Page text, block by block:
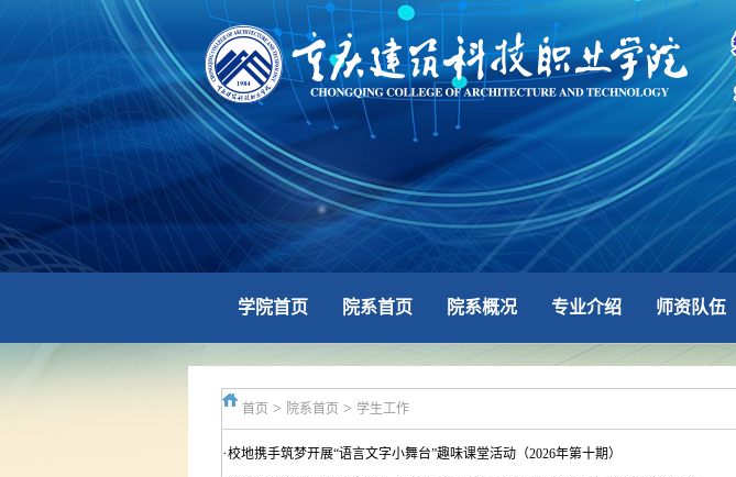
学院首页 院系首页 院系概况 专业介绍 师资队伍
首页 > 院系首页 > 学生工作
·校地携手筑梦开展“语言文字小舞台”趣味课堂活动（2026年第十期）